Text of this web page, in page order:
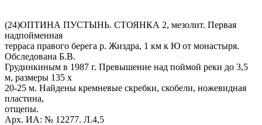
(24)ОПТИНА ПУСТЫНЬ. СТОЯНКА 2, мезолит. Первая
надпойменная
терраса правого берега р. Жиздра, 1 км к Ю от монастыря.
Обследована Б.В.
Грудинкиным в 1987 г. Превышение над поймой реки до 3,5
м, размеры 135 х
20-25 м. Найдены кремневые скребки, скобели, ножевидная
пластина,
отщепы.
Арх. ИА: № 12277. Л.4,5